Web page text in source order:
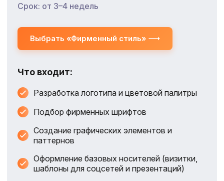
Срок: от 3–4 недель
Выбрать «Фирменный стиль»
Что входит:
Разработка логотипа и цветовой палитры
Подбор фирменных шрифтов
Создание графических элементов и
паттернов
Оформление базовых носителей (визитки,
шаблоны для соцсетей и презентаций)